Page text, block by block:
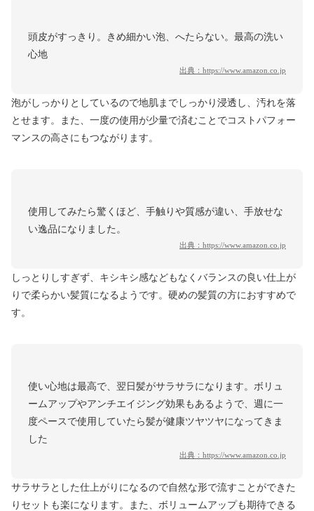
頭皮がすっきり。きめ細かい泡、へたらない。最高の洗い
心地
出典： https://www.amazon.co.jp
泡がしっかりとしているので地肌までしっかり浸透し、汚れを落
とせます。また、一度の使用が少量で済むことでコストパフォー
マンスの高さにもつながります。
使用してみたら驚くほど、手触りや質感が違い、手放せな
い逸品になりました。
出典： https://www.amazon.co.jp
しっとりしすぎず、キシキシ感などもなくバランスの良い仕上が
りで柔らかい髪質になるようです。硬めの髪質の方におすすめで
す。
使い心地は最高で、翌日髪がサラサラになります。ボリュ
ームアップやアンチエイジング効果もあるようで、週に一
度ペースで使用していたら髪が健康ツヤツヤになってきま
した
出典： https://www.amazon.co.jp
サラサラとした仕上がりになるので自然な形で流すことができた
りセットも楽になります。また、ボリュームアップも期待できる